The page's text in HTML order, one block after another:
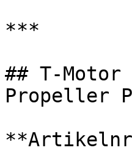
***
## T-
Propeller